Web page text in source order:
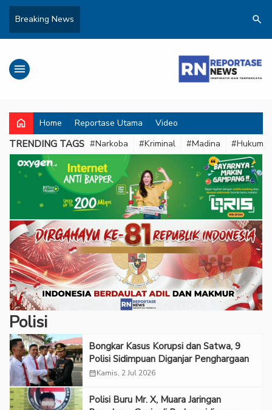
Breaking News search
menu
home Home Reportase Utama Video
TRENDING TAGS #Narkoba #Kriminal #Madina #Hukum
Polisi
Bongkar Kasus Korupsi dan Satwa, 9
Polisi Sidimpuan Diganjar Penghargaan
calendar_monthKamis, 2 Jul 2026
Polisi Buru Mr. X, Muara Jaringan